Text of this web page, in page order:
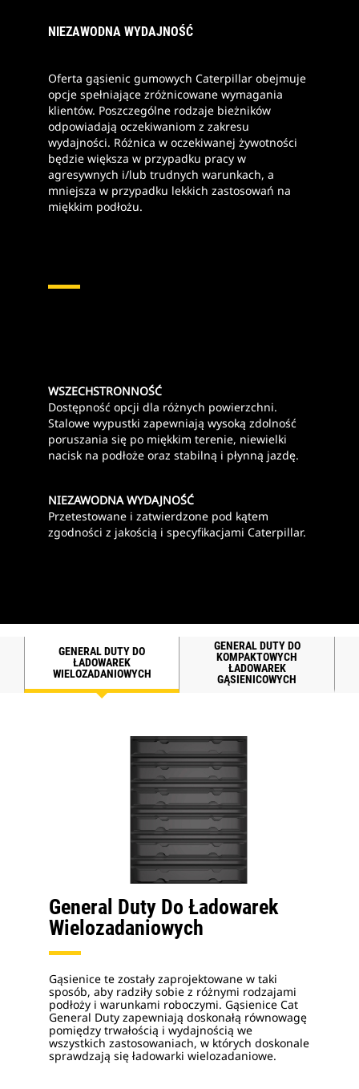
NIEZAWODNA WYDAJNOŚĆ
Oferta gąsienic gumowych Caterpillar obejmuje
opcje spełniające zróżnicowane wymagania
klientów. Poszczególne rodzaje bieżników
odpowiadają oczekiwaniom z zakresu
wydajności. Różnica w oczekiwanej żywotności
będzie większa w przypadku pracy w
agresywnych i/lub trudnych warunkach, a
mniejsza w przypadku lekkich zastosowań na
miękkim podłożu.
WSZECHSTRONNOŚĆ
Dostępność opcji dla różnych powierzchni.
Stalowe wypustki zapewniają wysoką zdolność
poruszania się po miękkim terenie, niewielki
nacisk na podłoże oraz stabilną i płynną jazdę.
NIEZAWODNA WYDAJNOŚĆ
Przetestowane i zatwierdzone pod kątem
zgodności z jakością i specyfikacjami Caterpillar.
GENERAL DUTY DO
ŁADOWAREK
WIELOZADANIOWYCH
GENERAL DUTY DO
KOMPAKTOWYCH
ŁADOWAREK
GĄSIENICOWYCH
General Duty Do Ładowarek
Wielozadaniowych
Gąsienice te zostały zaprojektowane w taki
sposób, aby radziły sobie z różnymi rodzajami
podłoży i warunkami roboczymi. Gąsienice Cat
General Duty zapewniają doskonałą równowagę
pomiędzy trwałością i wydajnością we
wszystkich zastosowaniach, w których doskonale
sprawdzają się ładowarki wielozadaniowe.